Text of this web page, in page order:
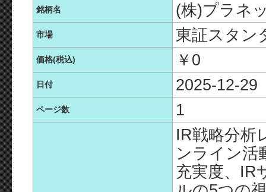
銘柄名 (株)プラネ
市場 東証スタン
価格(税込) ￥0
日付 2025-12-29
ページ数 1
IR戦略分析
ンライン活
充実度、IR